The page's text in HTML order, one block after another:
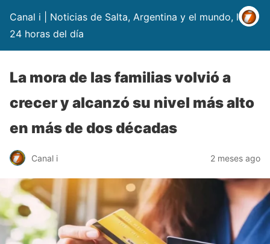
Canal i | Noticias de Salta, Argentina y el mundo, las
24 horas del día
La mora de las familias volvió a
crecer y alcanzó su nivel más alto
en más de dos décadas
Canal i 2 meses ago